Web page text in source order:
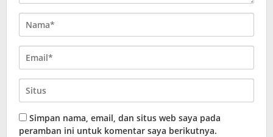
Simpan nama, email, dan situs web saya pada
peramban ini untuk komentar saya berikutnya.